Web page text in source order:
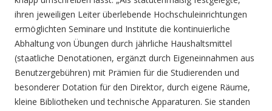
ihren jeweiligen Leiter überlebende Hochschuleinrichtungen
ermöglichten Seminare und Institute die kontinuierliche
Abhaltung von Übungen durch jährliche Haushaltsmittel
(staatliche Denotationen, ergänzt durch Eigeneinnahmen aus
Benutzergebühren) mit Prämien für die Studierenden und
besonderer Dotation für den Direktor, durch eigene Räume,
kleine Bibliotheken und technische Apparaturen. Sie standen